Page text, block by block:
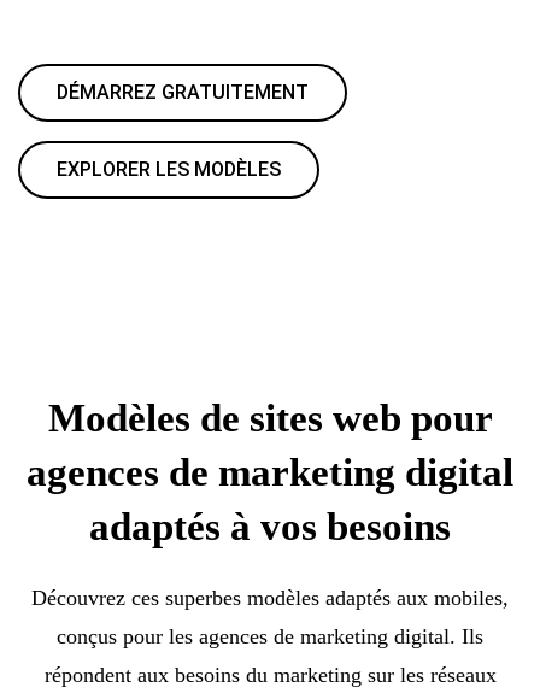
DÉMARREZ GRATUITEMENT
EXPLORER LES MODÈLES
Modèles de sites web pour
agences de marketing digital
adaptés à vos besoins
Découvrez ces superbes modèles adaptés aux mobiles,
conçus pour les agences de marketing digital. Ils
répondent aux besoins du marketing sur les réseaux